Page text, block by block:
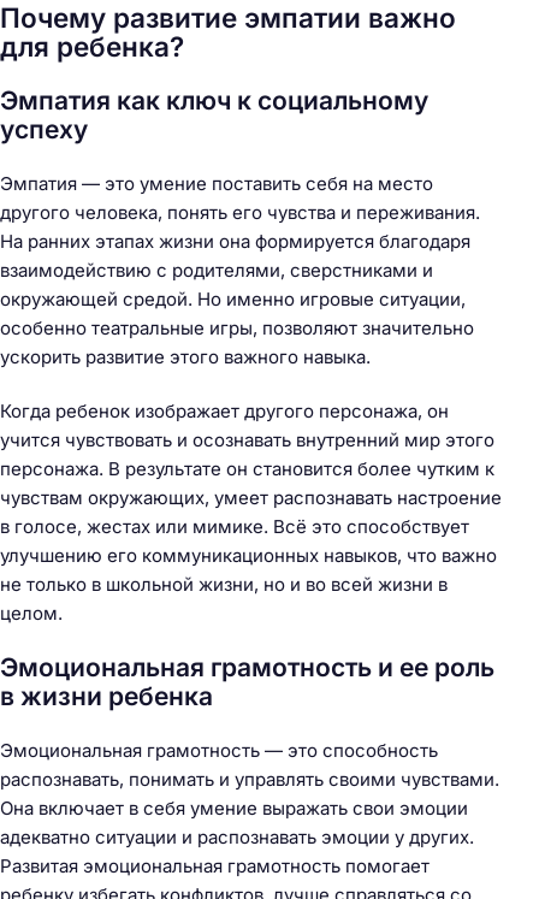
Почему развитие эмпатии важно
для ребенка?
Эмпатия как ключ к социальному
успеху
Эмпатия — это умение поставить себя на место
другого человека, понять его чувства и переживания.
На ранних этапах жизни она формируется благодаря
взаимодействию с родителями, сверстниками и
окружающей средой. Но именно игровые ситуации,
особенно театральные игры, позволяют значительно
ускорить развитие этого важного навыка.
Когда ребенок изображает другого персонажа, он
учится чувствовать и осознавать внутренний мир этого
персонажа. В результате он становится более чутким к
чувствам окружающих, умеет распознавать настроение
в голосе, жестах или мимике. Всё это способствует
улучшению его коммуникационных навыков, что важно
не только в школьной жизни, но и во всей жизни в
целом.
Эмоциональная грамотность и ее роль
в жизни ребенка
Эмоциональная грамотность — это способность
распознавать, понимать и управлять своими чувствами.
Она включает в себя умение выражать свои эмоции
адекватно ситуации и распознавать эмоции у других.
Развитая эмоциональная грамотность помогает